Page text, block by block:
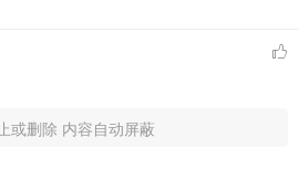
或删除 内容自动屏蔽